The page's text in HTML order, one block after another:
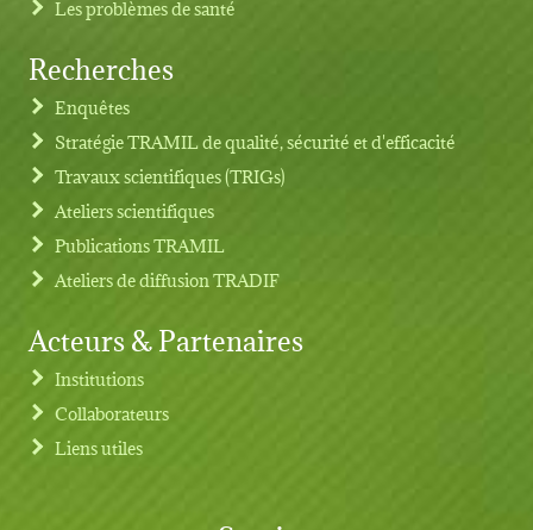
Footer menu
Les problèmes de santé
Recherches
Enquêtes
Stratégie TRAMIL de qualité, sécurité et d'efficacité
Travaux scientifiques (TRIGs)
Ateliers scientifiques
Publications TRAMIL
Ateliers de diffusion TRADIF
Acteurs & Partenaires
Institutions
Collaborateurs
Liens utiles